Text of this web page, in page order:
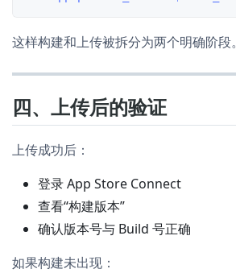
这样构建和上传被拆分为两个明确阶段。
四、上传后的验证
上传成功后：
登录 App Store Connect
查看“构建版本”
确认版本号与 Build 号正确
如果构建未出现：